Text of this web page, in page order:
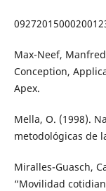
Max-Neef,
Conception,
Apex.
Mella, O. (1998).
metodológicas de
Miralles-Guasch,
“Movilidad